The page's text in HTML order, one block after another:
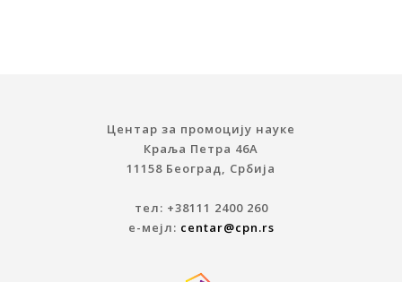
Центар за промоцију науке
Краља Петра 46A
11158 Београд, Србија
тел: +38111 2400 260
е-мејл: centar@cpn.rs